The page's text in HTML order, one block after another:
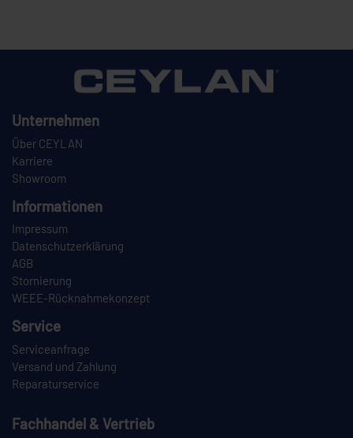
Unternehmen
Über CEYLAN
Karriere
Showroom
Informationen
Impressum
Datenschutzerklärung
AGB
Stornierung
WEEE-Rücknahmekonzept
Service
Serviceanfrage
Versand und Zahlung
Reparaturservice
Fachhandel & Vertrieb